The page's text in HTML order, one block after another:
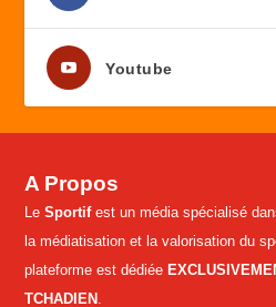
Youtube
A Propos
LeSportifest un média spécialisé
la médiatisation et la valorisation du
plateforme est dédiée
TCHADIEN